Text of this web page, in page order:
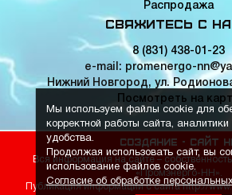
Распродажа
Свяжитесь с
8 (831) 438-01-23
e-mail: promenergo-
Нижний Новгород, ул.
Посмотреть на
Создание - Сайт
Вся информация на сайте –
«Промэнерго-НН».
Публикация информации с сайта http://
Мы используем файлы cookie для
корректной работы сайта,
удобства.
Продолжая использовать сайт, вы
использование файлов cookie.
Согласие об обработке